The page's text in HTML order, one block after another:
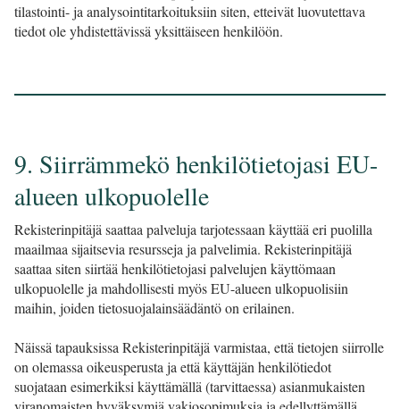
tilastointi- ja analysointitarkoituksiin siten, etteivät luovutettava
tiedot ole yhdistettävissä yksittäiseen henkilöön.
9. Siirrämmekö henkilötietojasi EU-
alueen ulkopuolelle
Rekisterinpitäjä saattaa palveluja tarjotessaan käyttää eri puolilla
maailmaa sijaitsevia resursseja ja palvelimia. Rekisterinpitäjä
saattaa siten siirtää henkilötietojasi palvelujen käyttömaan
ulkopuolelle ja mahdollisesti myös EU-alueen ulkopuolisiin
maihin, joiden tietosuojalainsäädäntö on erilainen.
Näissä tapauksissa Rekisterinpitäjä varmistaa, että tietojen siirrolle
on olemassa oikeusperusta ja että käyttäjän henkilötiedot
suojataan esimerkiksi käyttämällä (tarvittaessa) asianmukaisten